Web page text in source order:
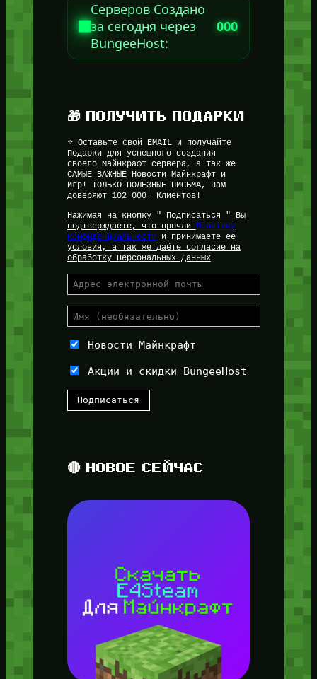
Серверов Создано
за сегодня через
BungeeHost:
000
🎁 ПОЛУЧИТЬ ПОДАРКИ
⭐ Оставьте свой EMAIL и получайте
Подарки для успешного создания
своего Майнкрафт сервера, а так же
САМЫЕ ВАЖНЫЕ Новости Майнкрафт и
Игр! ТОЛЬКО ПОЛЕЗНЫЕ ПИСЬМА, нам
доверяют 102 000+ Клиентов!
Нажимая на кнопку " Подписаться " Вы
подтверждаете, что прочли Политику
Конфиденциальностии принимаете её
условия, а так же даёте согласие на
обработку Персональных Данных
Новости Майнкрафт
Акции и скидки BungeeHost
🔴 НОВОЕ СЕЙЧАС